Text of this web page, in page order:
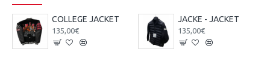
COLLEGE JACKET
135,00€
JACKE - JACKET
135,00€